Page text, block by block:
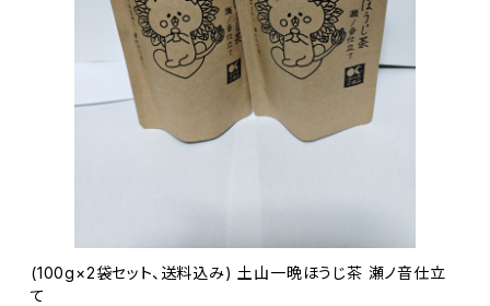
(100g×2袋セット、送料込み) 土山一晩ほうじ茶 瀬ノ音仕立
て